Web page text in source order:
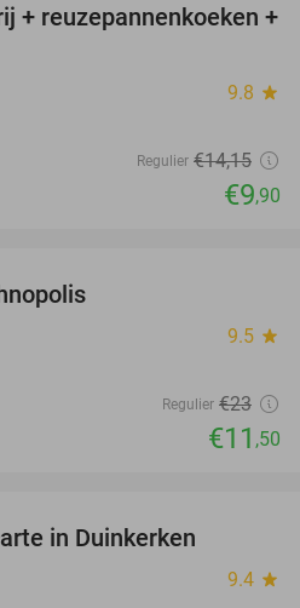
30%
+ reuzepannenkoeken +
9.8 star
Regulier €14,15
€9,90
9.5 star
Regulier €23
€11 ,50
in Duinkerken
9.4 star